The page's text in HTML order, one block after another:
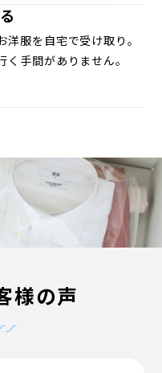
洋服を自宅で受け取り。
く手間がありません。
様の声